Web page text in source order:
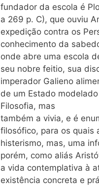
fundador da escola é
a 269 p. C), que ouviu
expedição contra os
conhecimento da
onde abre uma escola
seu nobre feitio, sua
imperador Galieno
de um Estado
Filosofia, mas
também a vivia, e é
filosófico, para os quais
histerismo, mas, uma
porém, como aliás
a vida contemplativa à
existência concreta e